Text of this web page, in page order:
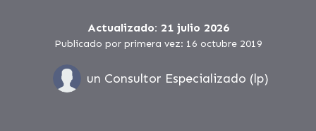
Actualizado: 21 julio 2026
Publicado por primera vez: 16 octubre 2019
un Consultor Especializado (lp)